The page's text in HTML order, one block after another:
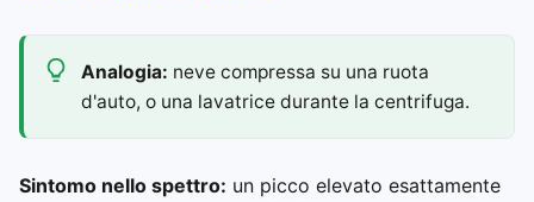
Analogia: neve compressa su una ruota
d'auto, o una lavatrice durante la centrifuga.
Sintomo nello spettro: un picco elevato esattamente